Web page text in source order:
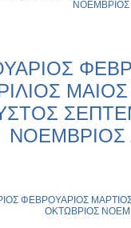
ΝΟΕΜΒΡΙΟΣ
ΜΑΙΟΣ
ΝΟΕΜΒΡΙΟΣ
ΦΕΒΡΟΥΑΡΙΟΣ
ΟΚΤΩΒΡΙΟΣ